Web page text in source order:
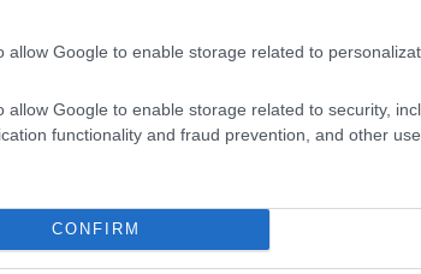
allow Google to enable storage related to
allow Google to enable storage related to security,
functionality and fraud prevention, and other
CONFIRM
news da